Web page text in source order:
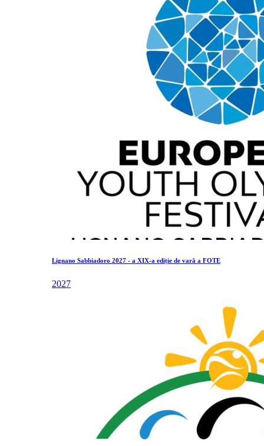
Lignano Sabbiadoro 2027 - a XIX-a ediție de vară a FOTE
2027